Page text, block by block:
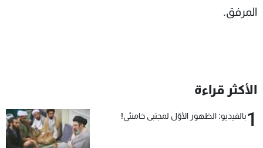
المرفق.
الأكثر قراءة
1بالفيديو: الظهور الأوّل لمجتبى خامنئي!
منوعات
البرامج
جدول البرامج